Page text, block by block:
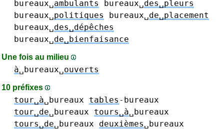
bureaux␣ambulants bureaux␣des␣pleurs
bureaux␣politiques bureaux␣de␣placement
bureaux␣des␣dépêches
bureaux␣de␣bienfaisance
Une fois au milieu
à␣bureaux␣ouverts
10 préfixes
tour␣à␣bureaux tables -bureaux
tour␣de␣bureaux tours␣à␣bureaux
tours␣de␣bureaux deuxièmes␣bureaux